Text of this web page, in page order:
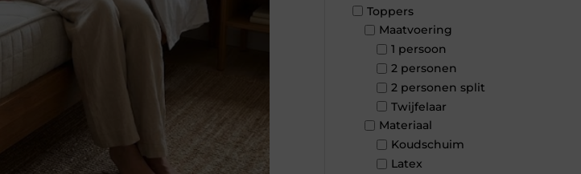
Toppers
Maatvoering
1 persoon
2 personen
2 personen split
Twijfelaar
Materiaal
Koudschuim
Latex